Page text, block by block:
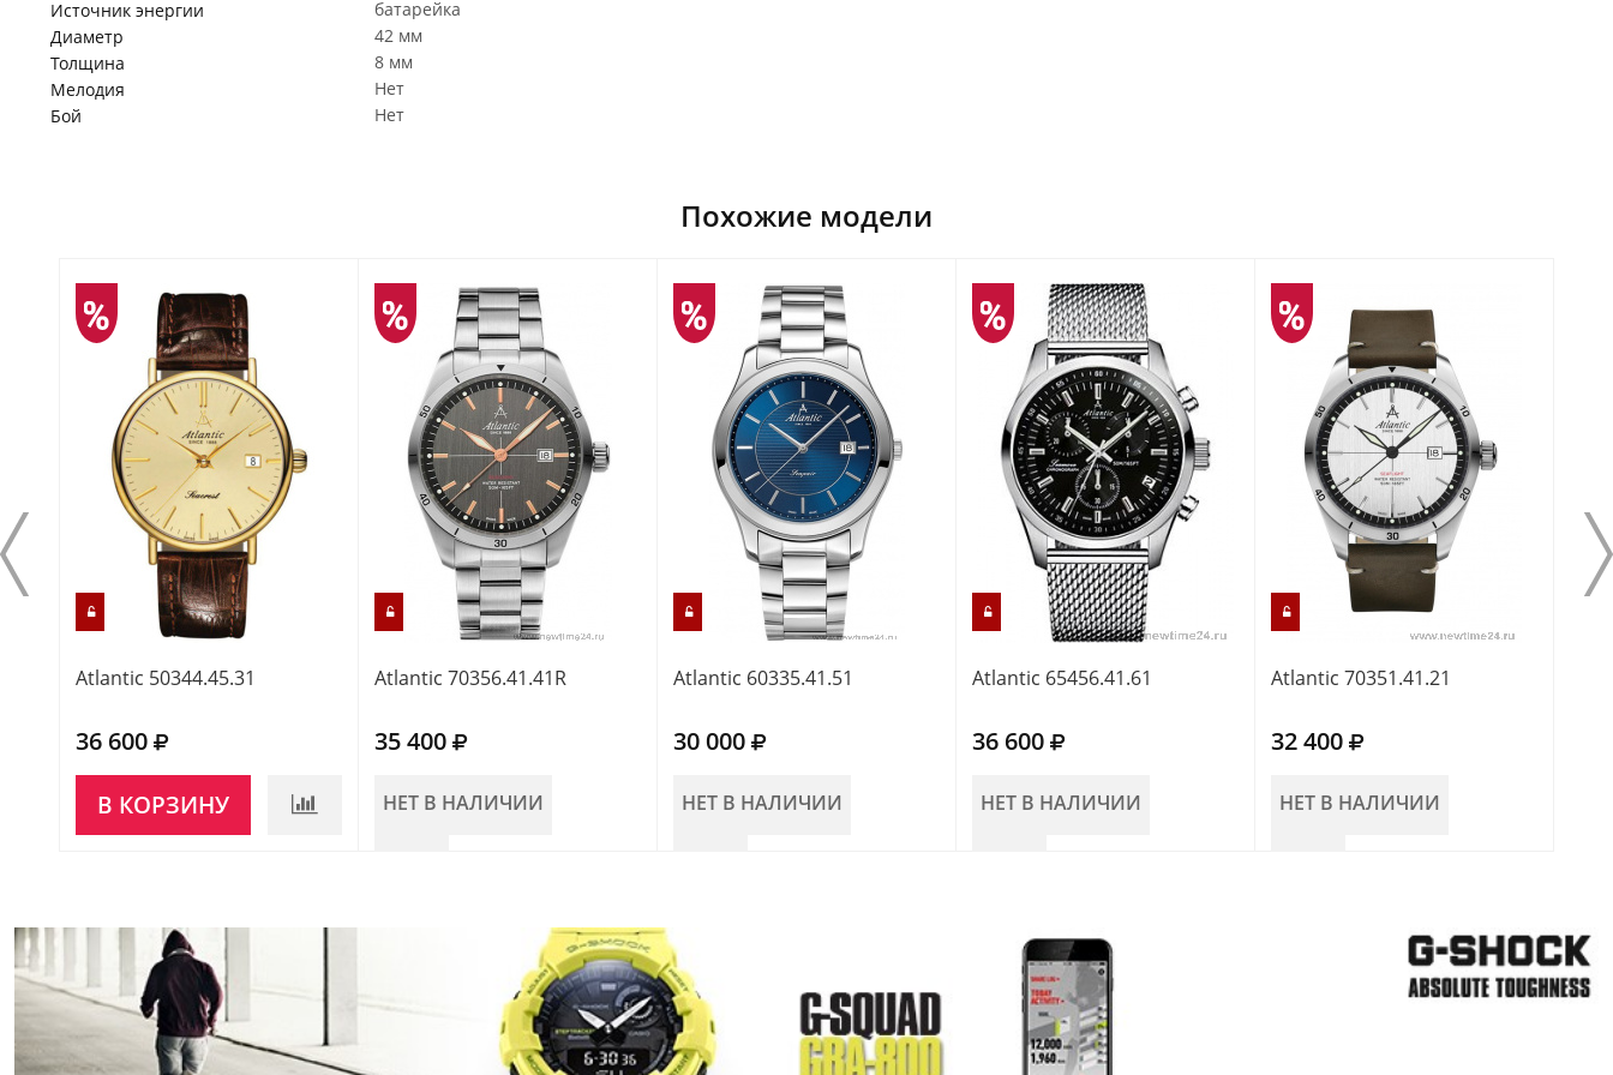
Источник энергии
батарейка
Диаметр
42 мм
Толщина
8 мм
Мелодия
Нет
Бой
Нет
Похожие модели
Atlantic 50344.45.31
36 600
В КОРЗИНУ
Atlantic 70356.41.41R
35 400
НЕТ В НАЛИЧИИ
Atlantic 60335.41.51
30 000
НЕТ В НАЛИЧИИ
Atlantic 65456.41.61
36 600
НЕТ В НАЛИЧИИ
Atlantic 70351.41.21
32 400
НЕТ В НАЛИЧИИ